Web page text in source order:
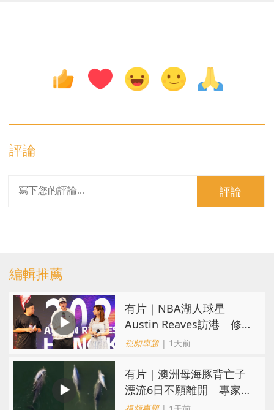
評論
評論
編輯推薦
有片｜NBA湖人球星
Austin Reaves訪港 修
頓與青少年交流球技
視頻專題| 1天前
有片｜澳洲母海豚背亡子
漂流6日不願離開 專家：
極度悲傷下的哀悼行為